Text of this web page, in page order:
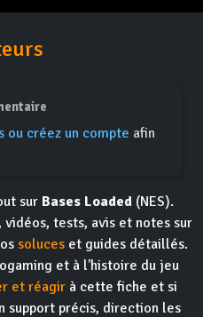
ou créez un compte afin
sur Bases Loaded (NES).
tests, avis et notes sur
soluces et guides détaillés.
et à l'histoire du jeu
et réagir à cette fiche et si
support précis, direction les